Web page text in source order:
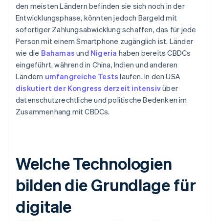
den meisten Ländern befinden sie sich noch in der
Entwicklungsphase, könnten jedoch Bargeld mit
sofortiger Zahlungsabwicklung schaffen, das für jede
Person mit einem Smartphone zugänglich ist. Länder
wie die Bahamas und Nigeria haben bereits CBDCs
eingeführt, während in China, Indien und anderen
Ländern umfangreiche Tests laufen. In den USA
diskutiert der Kongress derzeit intensivüber
datenschutzrechtliche und politische Bedenken im
Zusammenhang mit CBDCs.
Welche Technologien
bilden die Grundlage für
digitale